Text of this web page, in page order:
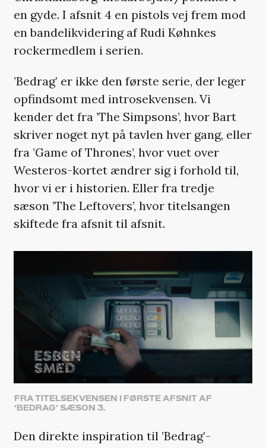
en gyde. I afsnit 4 en pistols vej frem mod
en bandelikvidering af Rudi Køhnkes
rockermedlem i serien.
’Bedrag’ er ikke den første serie, der leger
opfindsomt med introsekvensen. Vi
kender det fra ’The Simpsons’, hvor Bart
skriver noget nyt på tavlen hver gang, eller
fra ’Game of Thrones’, hvor vuet over
Westeros-kortet ændrer sig i forhold til,
hvor vi er i historien. Eller fra tredje
sæson ’The Leftovers’, hvor titelsangen
skiftede fra afsnit til afsnit.
FRA TITELSEKVENSEN I FØRSTE AFSNIT AF
‘BEDRAG’ SÆSON 3.
Den direkte inspiration til ’Bedrag’-